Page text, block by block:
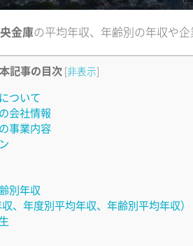
金庫の平均年収、年齢別の年収や
本記事の目次 非表示
ついて
会社情報
事業内容
別年収
、年度別平均年収、年齢別平均年収）